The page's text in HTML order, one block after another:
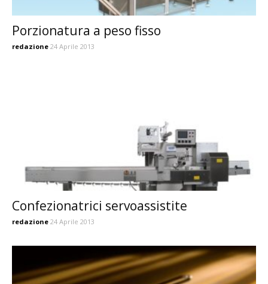
Porzionatura a peso fisso
redazione 24 Aprile 2013
Confezionatrici servoassistite
redazione 24 Aprile 2013